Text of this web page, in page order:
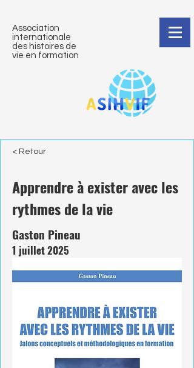
Association
internationale
des histoires de
vie en formation
< Retour
Apprendre à exister avec les
rythmes de la vie
Gaston Pineau
1 juillet 2025